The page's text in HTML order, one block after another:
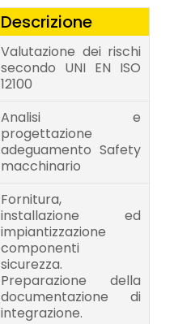
Descrizione
Valutazione dei rischi
secondo UNI EN ISO
12100
Analisi e
progettazione
adeguamento Safety
macchinario
Fornitura,
installazione ed
impiantizzazione
componenti
sicurezza.
Preparazione della
documentazione di
integrazione.